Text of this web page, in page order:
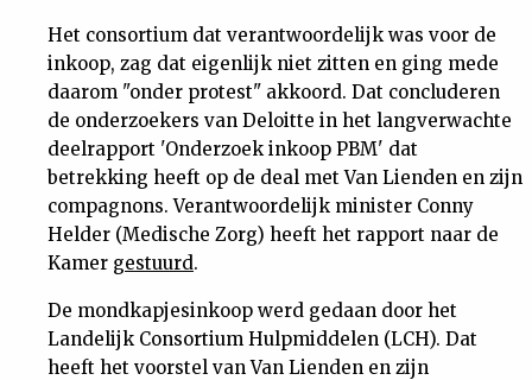
Magazine
Podcast
Dossiers
Nieuwsbrief
Contact
Het consortium dat verantwoordelijk was voor de
inkoop, zag dat eigenlijk niet zitten en ging mede
daarom "onder protest" akkoord. Dat concluderen
de onderzoekers van Deloitte in het langverwachte
deelrapport 'Onderzoek inkoop PBM' dat
betrekking heeft op de deal met Van Lienden en zijn
compagnons. Verantwoordelijk minister Conny
Helder (Medische Zorg) heeft het rapport naar de
Kamer gestuurd.
De mondkapjesinkoop werd gedaan door het
Landelijk Consortium Hulpmiddelen (LCH). Dat
heeft het voorstel van Van Lienden en zijn